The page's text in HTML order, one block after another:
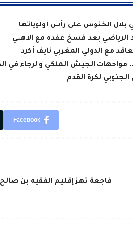
بلال الخنوس على رأس أولوياتها
الرياضي بعد فسخ عقده مع الأهلي
مع الدولي المغربي نايف أكرد
مواجهات الجيش الملكي والرجاء في
لكرة القدم
Facebook
فاجعة تهز إقليم الفقيه بن